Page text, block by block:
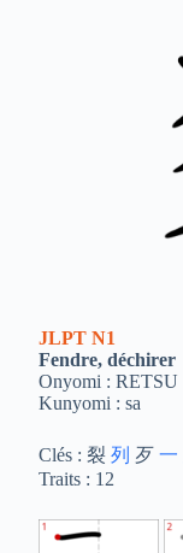
JLPT N1
Fendre, déchirer
Onyomi : RETSU
Kunyomi : sa
Clés : 裂列 歹一
Traits : 12